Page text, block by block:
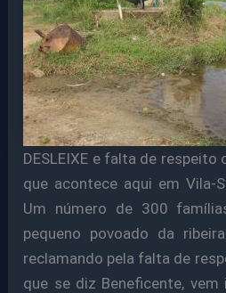
DESLEIXE e falta de
que acontece aqui em Vila-
Um número de 300
pequeno povoado da
reclamando pela falta de
que se diz Beneficente,